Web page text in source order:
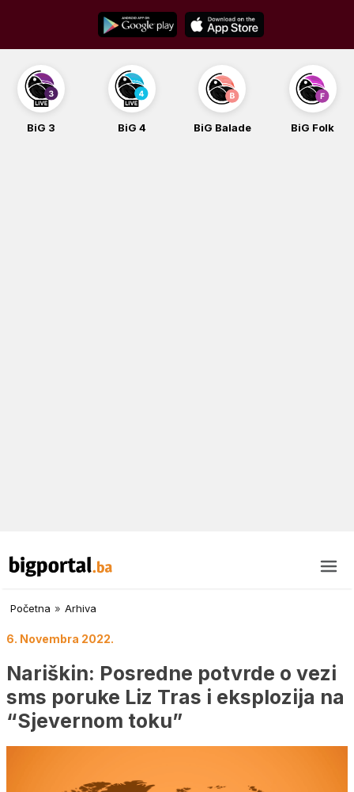
content
BiG 3 BiG 4 BiG Balade BiG Folk
Početna » Arhiva
6. Novembra 2022.
Nariškin: Posredne potvrde o vezi
sms poruke Liz Tras i eksplozija na
“Sjevernom toku”